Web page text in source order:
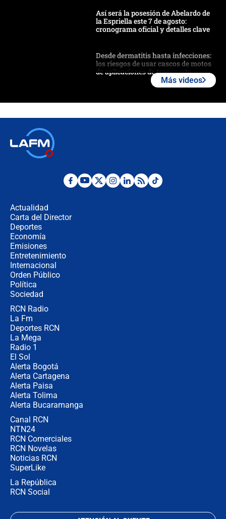
Así será la posesión de Abelardo de
la Espriella este 7 de agosto:
cronograma oficial y detalles clave
Desde dermatitis hasta infecciones:
los riesgos de usar cascos de motos
de aplicaciones de transporte
Posesión de Abelardo De La Espriella
Más videos
Actualidad
Carta del Director
Deportes
Economía
Emisiones
Entretenimiento
Internacional
Orden Público
Política
Sociedad
RCN Radio
La Fm
Deportes RCN
La Mega
Radio 1
El Sol
Alerta Bogotá
Alerta Cartagena
Alerta Paisa
Alerta Tolima
Alerta Bucaramanga
Canal RCN
NTN24
RCN Comerciales
RCN Novelas
Noticias RCN
SuperLike
La República
RCN Social